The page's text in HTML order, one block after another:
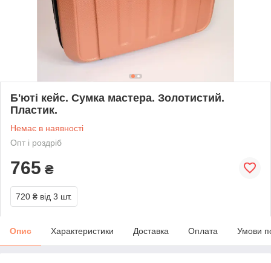
Б'юті кейс. Сумка мастера. Золотистий.
Пластик.
Немає в наявності
Опт і роздріб
765 ₴
720 ₴ від 3 шт.
Опис Характеристики Доставка Оплата Умови